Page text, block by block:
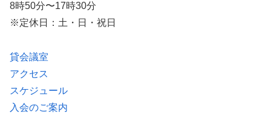
8時50分〜17時30分
※定休日：土・日・祝日
貸会議室
アクセス
スケジュール
入会のご案内